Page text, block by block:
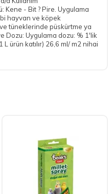
Kene - Bit ? Pire. Uygulama
hayvan ve köpek
tüneklerinde püskürtme ya
Dozu: Uygulama dozu: % 1'lik
ürün katılır) 26,6 ml/ m2 nihai